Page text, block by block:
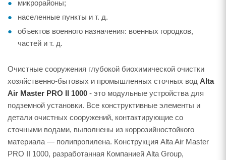
микрорайоны;
населенные пункты и т. д.
объектов военного назначения: военных городков,
частей и т. д.
Очистные сооружения глубокой биохимической очистки
хозяйственно-бытовых и промышленных сточных вод Alta
Air Master PRO II 1000 - это модульные устройства для
подземной установки. Все конструктивные элементы и
детали очистных сооружений, контактирующие со
сточными водами, выполнены из коррозийностойкого
материала — полипропилена. Конструкция Alta Air Master
PRO II 1000, разработанная Компанией Alta Group,